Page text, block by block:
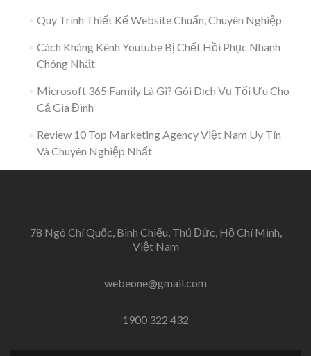
Quy Trình Thiết Kế Website Chuẩn, Chuyên Nghiệp
Cách Kháng Kênh Youtube Bị Chết Hồi Phục Nhanh
Chóng Nhất
Microsoft 365 Family Là Gì? Gói Dịch Vụ Tối Ưu Cho
Cả Gia Đình
Review 10 Top Marketing Agency Việt Nam Uy Tín
Và Chuyên Nghiệp Nhất
78 Ngô Chí Quốc, Bình Chiểu, Thủ Đức, Hồ Chí Minh,
Việt Nam
webeone@gmail.com
1900 322 432